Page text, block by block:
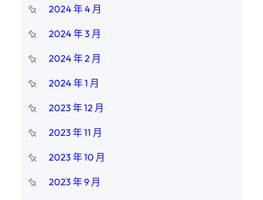
2024 年 4 月
2024 年 3 月
2024 年 2 月
2024 年 1 月
2023 年 12 月
2023 年 11 月
2023 年 10 月
2023 年 9 月